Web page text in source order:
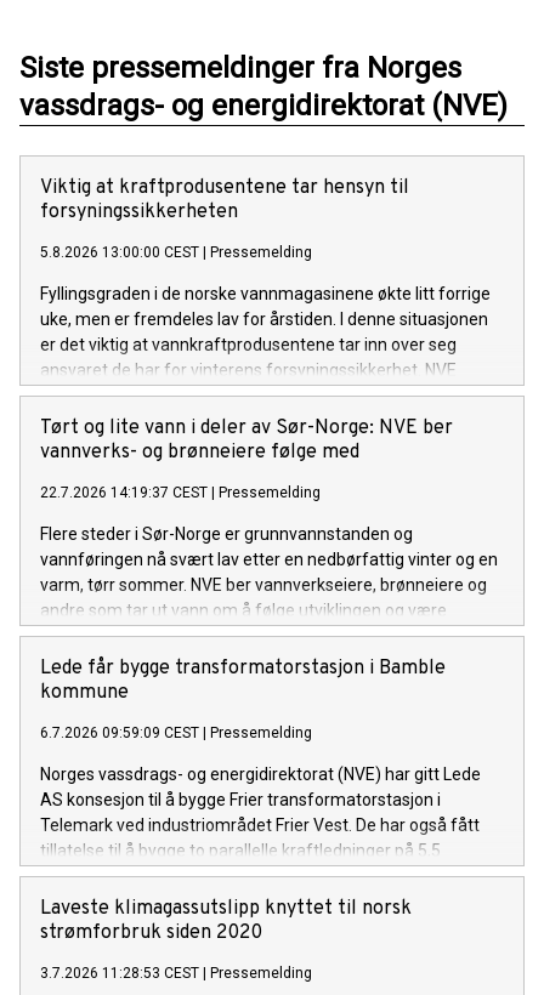
Siste pressemeldinger fra Norges
vassdrags- og energidirektorat (NVE)
Viktig at kraftprodusentene tar hensyn til
forsyningssikkerheten
5.8.2026 13:00:00 CEST Pressemelding
Fyllingsgraden i de norske vannmagasinene økte litt forrige
uke, men er fremdeles lav for årstiden. I denne situasjonen
er det viktig at vannkraftprodusentene tar inn over seg
ansvaret de har for vinterens forsyningssikkerhet. NVE
følger utviklingen av kraftsituasjonen, i tett dialog med
Statnett. Om nødvendig vil NVE innføre en
rapporteringsordning for kraftprodusentene.
Tørt og lite vann i deler av Sør-Norge: NVE ber
vannverks- og brønneiere følge med
22.7.2026 14:19:37 CEST Pressemelding
Flere steder i Sør-Norge er grunnvannstanden og
vannføringen nå svært lav etter en nedbørfattig vinter og en
varm, tørr sommer. NVE ber vannverkseiere, brønneiere og
andre som tar ut vann om å følge utviklingen og være
forberedt på å gjøre vannbesparende tiltak om det ikke
kommer mye regn de neste ukene.
Lede får bygge transformatorstasjon i Bamble
kommune
6.7.2026 09:59:09 CEST Pressemelding
Norges vassdrags- og energidirektorat (NVE) har gitt Lede
AS konsesjon til å bygge Frier transformatorstasjon i
Telemark ved industriområdet Frier Vest. De har også fått
tillatelse til å bygge to parallelle kraftledninger på 5,5
kilometer, for å knytte stasjonen til Herum
transformatorstasjon.
Laveste klimagassutslipp knyttet til norsk
strømforbruk siden 2020
3.7.2026 11:28:53 CEST Pressemelding